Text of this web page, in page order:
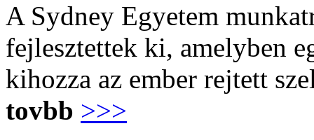
A Sydney Egyetem
fejlesztettek ki, amelyben
kihozza az ember rejtett
tovbb >>>